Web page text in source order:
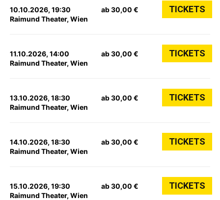
10.10.2026, 19:30
Raimund Theater, Wien
ab 30,00 € TICKETS
11.10.2026, 14:00
Raimund Theater, Wien
ab 30,00 € TICKETS
13.10.2026, 18:30
Raimund Theater, Wien
ab 30,00 € TICKETS
14.10.2026, 18:30
Raimund Theater, Wien
ab 30,00 € TICKETS
15.10.2026, 19:30
Raimund Theater, Wien
ab 30,00 € TICKETS